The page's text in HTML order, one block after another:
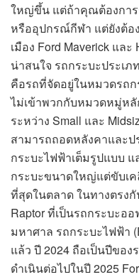
ใหญ่ขึ้น แต่ถ้าคุณต้องกา
หรืออุปกรณ์กีฬา แต่ยังต้อ
เมือง Ford Maverick แล
น่าสนใจ รถกระบะประเภ
คือรถที่จัดอยู่ในหมวดรถ
ไม่เข้าพวกกับหมวดหมู่หลั
ระหว่าง Small และ
สามารถถอดหลังคาและป
กระบะไฟฟ้าเต็มรูปแบบ แ
กระบะขนาดใหญ่แต่ขับเค
ที่สุดในตลาด ในทางตรง
Raptor ที่เป็นรถกระบะอ
มหาศาล รถกระบะไฟฟ้า
แล้ว ปี 2024 ถือเป็นปีขอ
ดำเนินต่อไปในปี 2025